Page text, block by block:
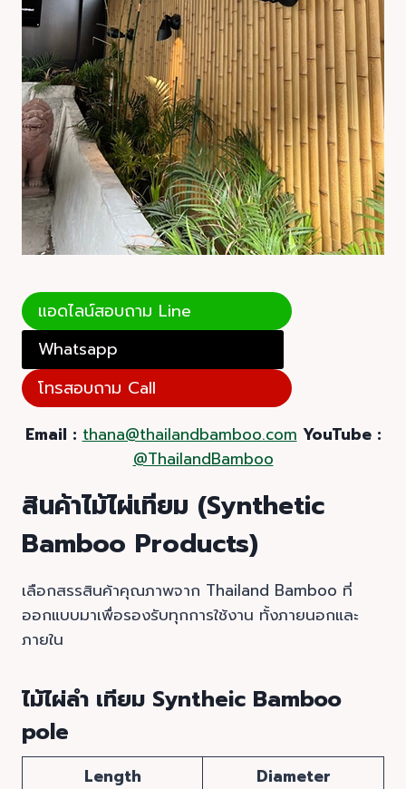
แอดไลน์สอบถาม Line
Whatsapp
โทรสอบถาม Call
Email : thana@thailandbamboo.com YouTube :
@ThailandBamboo
สินค้าไม้ไผ่เทียม (Synthetic
Bamboo Products)
เลือกสรรสินค้าคุณภาพจาก Thailand Bamboo ที่
ออกแบบมาเพื่อรองรับทุกการใช้งาน ทั้งภายนอกและ
ภายใน
ไม้ไผ่ลำ เทียม Syntheic Bamboo
pole
Length
Diameter